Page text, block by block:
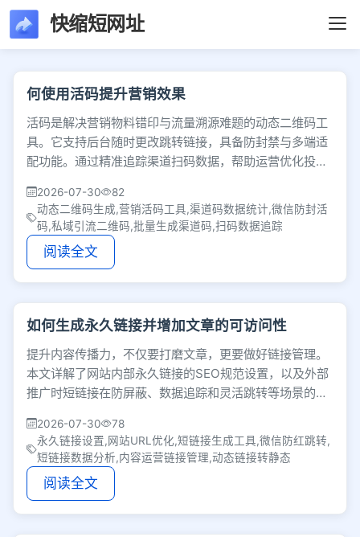
快缩短网址
文章列表 - 第88页 -
何使用活码提升营销效果
活码是解决营销物料错印与流量溯源难题的动态二维码工
具。它支持后台随时更改跳转链接，具备防封禁与多端适
配功能。通过精准追踪渠道扫码数据，帮助运营优化投放
2026-07-30
82
动态二维码生成,营销活码工具,渠道码数据统计,微信防封活
码,私域引流二维码,批量生成渠道码,扫码数据追踪
阅读全文
如何生成永久链接并增加文章的可访问性
提升内容传播力，不仅要打磨文章，更要做好链接管理。
本文详解了网站内部永久链接的SEO规范设置，以及外部
推广时短链接在防屏蔽、数据追踪和灵活跳转等场景的实
2026-07-30
78
永久链接设置,网站URL优化,短链接生成工具,微信防红跳转,
短链接数据分析,内容运营链接管理,动态链接转静态
阅读全文